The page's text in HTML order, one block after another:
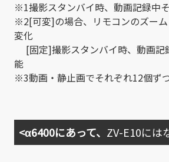
※1撮影スタンバイ時、動画記録中
※2[可変]の場合、リモコンのズー
変化
[固定]撮影スタンバイ時、動画記
能
※3動画・静止画でそれぞれ12個ず
<α6400にあって、 ZV-E10には